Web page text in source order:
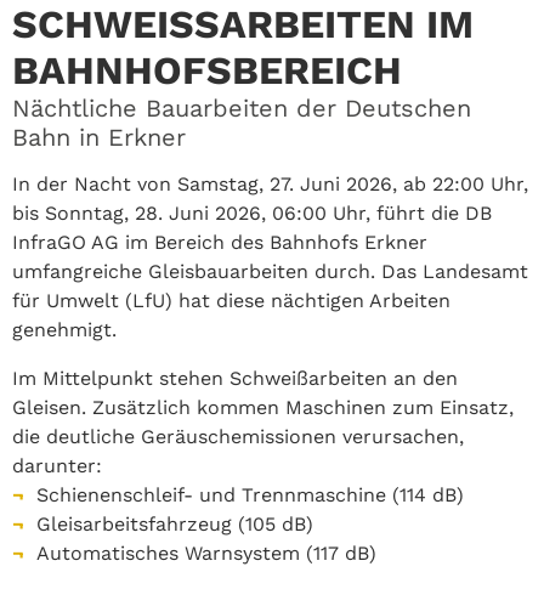
SCHWEISSARBEITEN IM B
AHNHOFSBEREICH
Nächtliche Bauarbeiten der Deutschen
Bahn in Erkner
In der Nacht von Samstag, 27. Juni 2026, ab 22:00 Uhr,
bis Sonntag, 28. Juni 2026, 06:00 Uhr, führt die DB
InfraGO AG im Bereich des Bahnhofs Erkner
umfangreiche Gleisbauarbeiten durch. Das Landesamt
für Umwelt (LfU) hat diese nächtigen Arbeiten
genehmigt.
Im Mittelpunkt stehen Schweißarbeiten an den
Gleisen. Zusätzlich kommen Maschinen zum Einsatz,
die deutliche Geräuschemissionen verursachen,
darunter:
Schienenschleif- und Trennmaschine (114 dB)
Gleisarbeitsfahrzeug (105 dB)
Automatisches Warnsystem (117 dB)